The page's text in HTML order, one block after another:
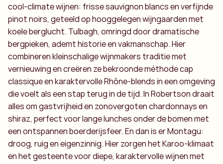
cool-climate wijnen: frisse sauvignon blancs en verfijnde
pinot noirs, geteeld op hooggelegen wijngaarden met
koele berglucht. Tulbagh, omringd door dramatische
bergpieken, ademt historie en vakmanschap. Hier
combineren kleinschalige wijnmakers traditie met
vernieuwing en creëren ze bekroonde méthode cap
classique en karaktervolle Rhône-blends in een omgeving
die voelt als een stap terug in de tijd. In Robertson draait
alles om gastvrijheid en zonovergoten chardonnays en
shiraz, perfect voor lange lunches onder de bomen met
een ontspannen boerderijsfeer. En dan is er Montagu:
droog, ruig en eigenzinnig. Hier zorgen het Karoo-klimaat
en het gesteente voor diepe, karaktervolle wijnen met